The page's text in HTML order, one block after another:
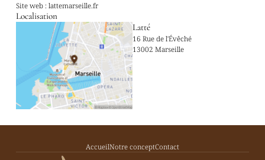
Site web : lattemarseille.fr
Localisation
Latté
16 Rue de l'Évêché
13002 Marseille
AccueilNotre conceptContact